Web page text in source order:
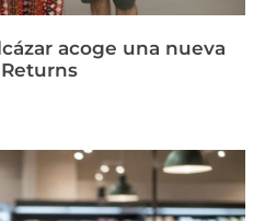
acoge una nueva